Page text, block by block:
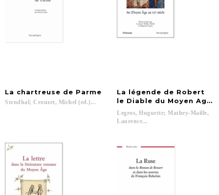
La chartreuse de Parme
Stendhal; Crouzet, Michel (ed.)...
La légende de Robert
le Diable du Moyen Age
Legros, Huguette; Mathey-Maille,
Laurence...